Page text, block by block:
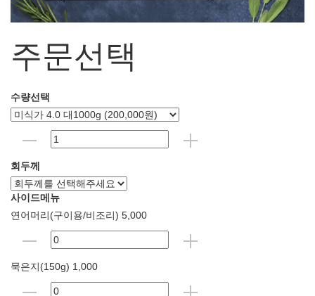
주문선택
수량선택
회두께
사이드메뉴
연어머리(구이용/비조리) 5,000
묵은지(150g) 1,000